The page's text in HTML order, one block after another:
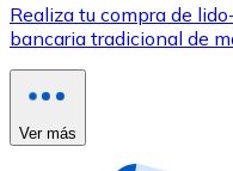
Comprar con tarjeta
Tienda - Tarjetas
Compra tarjetas
Realiza tu compra de
bancaria tradicional de
Ver más